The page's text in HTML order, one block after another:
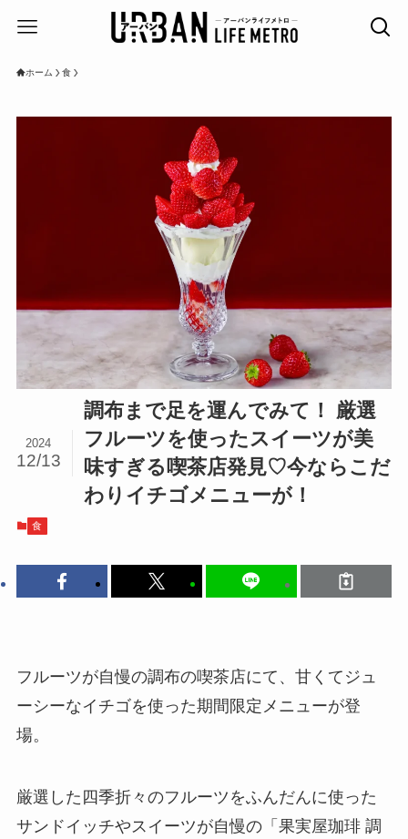
ホーム 食
調布まで足を運んでみて！ 厳選
フルーツを使ったスイーツが美
味すぎる喫茶店発見♡今ならこだ
わりイチゴメニューが！
2024
12/13
食
フルーツが自慢の調布の喫茶店にて、甘くてジュ
ーシーなイチゴを使った期間限定メニューが登
場。
厳選した四季折々のフルーツをふんだんに使った
サンドイッチやスイーツが自慢の「果実屋珈琲 調